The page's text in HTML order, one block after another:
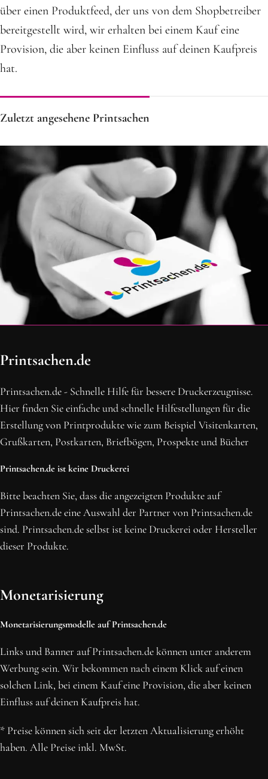
über einen Produktfeed, der uns von dem Shopbetreiber
bereitgestellt wird, wir erhalten bei einem Kauf eine
Provision, die aber keinen Einfluss auf deinen Kaufpreis
hat.
Zuletzt angesehene Printsachen
OH SCHON AM ENDE ANGEKOMMEN
BLEIBE MIT UNS IN VERBINDUNG!
Erhalte die neusten Beiträge, sichere dir Top-Angebote und
abonniere unseren Newsletter.
NEWSLETTER ABONNIEREN
Printsachen.de
Printsachen.de - Schnelle Hilfe für bessere Druckerzeugnisse.
Hier finden Sie einfache und schnelle Hilfestellungen für die
Erstellung von Printprodukte wie zum Beispiel Visitenkarten,
Grußkarten, Postkarten, Briefbögen, Prospekte und Bücher
Printsachen.de ist keine Druckerei
Bitte beachten Sie, dass die angezeigten Produkte auf
Printsachen.de eine Auswahl der Partner von Printsachen.de
sind. Printsachen.de selbst ist keine Druckerei oder Hersteller
dieser Produkte.
Monetarisierung
Monetarisierungsmodelle auf Printsachen.de
Links und Banner auf Printsachen.de können unter anderem
Werbung sein. Wir bekommen nach einem Klick auf einen
solchen Link, bei einem Kauf eine Provision, die aber keinen
Einfluss auf deinen Kaufpreis hat.
* Preise können sich seit der letzten Aktualisierung erhöht
haben. Alle Preise inkl. MwSt.